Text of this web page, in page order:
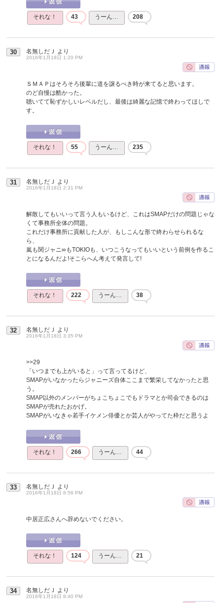
それな！ 43 うーん… 208
30 名無しだＪ より
2016年1月18日 1:20 PM
ＳＭＡＰはそろそろ後輩に道を譲るべき時が来てると思います。
のど自慢は酷かった。
聴いてて恥ずかしいレベルだし、最後は綺麗な記憶で終わってほしで
す。
それな！ 55 うーん… 235
31 名無しだＪ より
2016年1月18日 2:31 PM
解散してもいいって言う人もいるけど、これはSMAPだけの問題じゃな
くて事務所全体の問題。
これだけ事務所に貢献した人が、もしこんな形で終わらせられるな
ら、
嵐も関ジャニ∞もTOKIOも、いつこうなってもいいという前例を作るこ
とになるんだよ!そこらへん考えて発言して!
それな！ 222 うーん… 38
32 名無しだＪ より
2016年1月18日 3:35 PM
>>29
「いつまでも上がいると」って言ってるけど、
SMAPがいなかったらジャニーズ自体ここまで繁栄してなかったと思
う。
SMAP以外のメンバーがちょこちょこでもドラマとか司会できるのは
SMAPが売れたおかげ。
SMAPがいなきゃ若手イケメン俳優とか芸人がやってた枠だと思うよ
それな！ 266 うーん… 44
33 名無しだＪ より
2016年1月18日 6:56 PM
中居正広さんへ辞めないでください。
それな！ 124 うーん… 21
34 名無しだＪ より
2016年1月18日 8:40 PM